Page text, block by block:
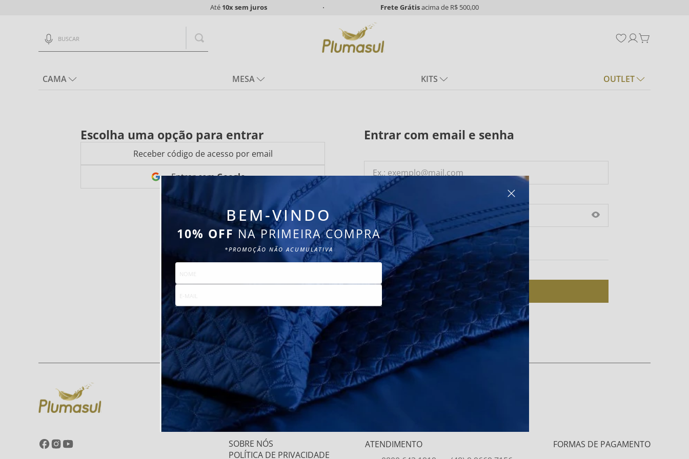
Até 10xsem juros Frete Grátisacima de R$ 500,00
CAMA MESA KITS OUTLET
BEM-VINDO
10% OFF NA PRIMEIRA COMPRA
*PROMOÇÃO NÃO ACUMULATIVA
Escolha uma opção para entrar
Receber código de acesso por email
Entrar comGoogle
Entrar com email e senha
Entrar
Não tem uma conta? Cadastre-se
SOBRE NÓS
POLÍTICA DE PRIVACIDADE
ATENDIMENTO
FORMAS DE PAGAMENTO